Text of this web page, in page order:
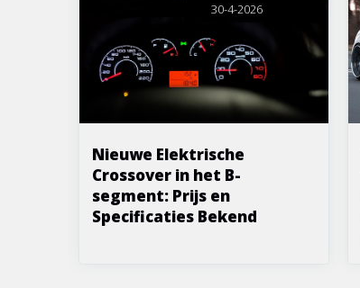
30-4-2026
Nieuwe Elektrische
Crossover in het B-
segment: Prijs en
Specificaties Bekend